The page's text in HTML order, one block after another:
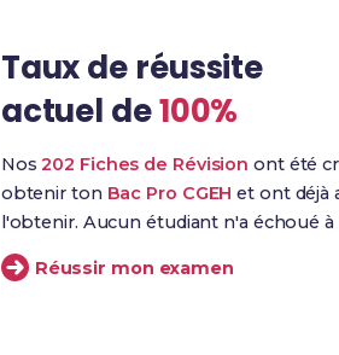
Taux de réussite
actuel de100%
Nos202 Fiches de Révision ont été
obtenir ton Bac Pro CGEH et ont déjà
l'obtenir. Aucun étudiant n'a échoué à
Réussir mon examen